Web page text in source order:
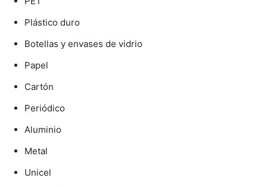
Plástico duro
Botellas y envases de vidrio
Papel
Cartón
Periódico
Aluminio
Metal
Unicel